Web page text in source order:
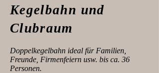
Kegelbahn und
Clubraum
Doppelkegelbahn ideal für Familien,
Freunde, Firmenfeiern usw. bis ca. 36
Personen.